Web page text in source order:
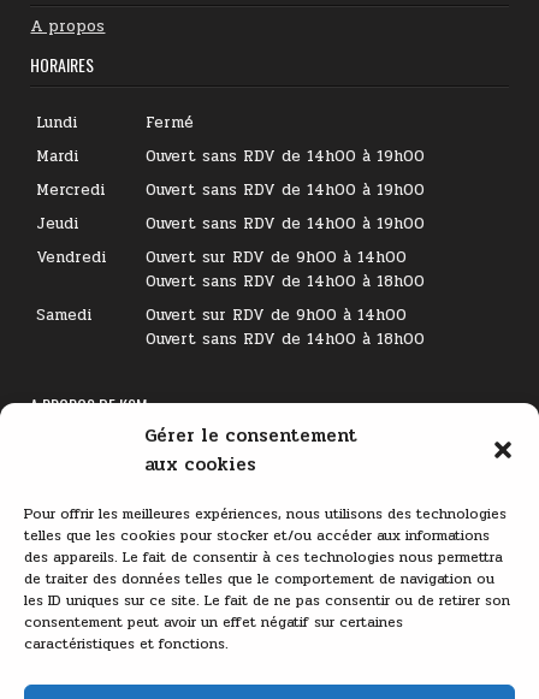
Gérer le consentement
aux cookies
Pour offrir les meilleures expériences, nous utilisons des technologies
telles que les cookies pour stocker et/ou accéder aux informations
des appareils. Le fait de consentir à ces technologies nous permettra
de traiter des données telles que le comportement de navigation ou
les ID uniques sur ce site. Le fait de ne pas consentir ou de retirer son
consentement peut avoir un effet négatif sur certaines
caractéristiques et fonctions.
A propos
HORAIRES
Lundi
Fermé
Mardi
Ouvert sans RDV de 14h00 à 19h00
Mercredi
Ouvert sans RDV de 14h00 à 19h00
Jeudi
Ouvert sans RDV de 14h00 à 19h00
Vendredi
Ouvert sur RDV de 9h00 à 14h00
Ouvert sans RDV de 14h00 à 18h00
Samedi
Ouvert sur RDV de 9h00 à 14h00
Ouvert sans RDV de 14h00 à 18h00
A PROPOS DE KSM